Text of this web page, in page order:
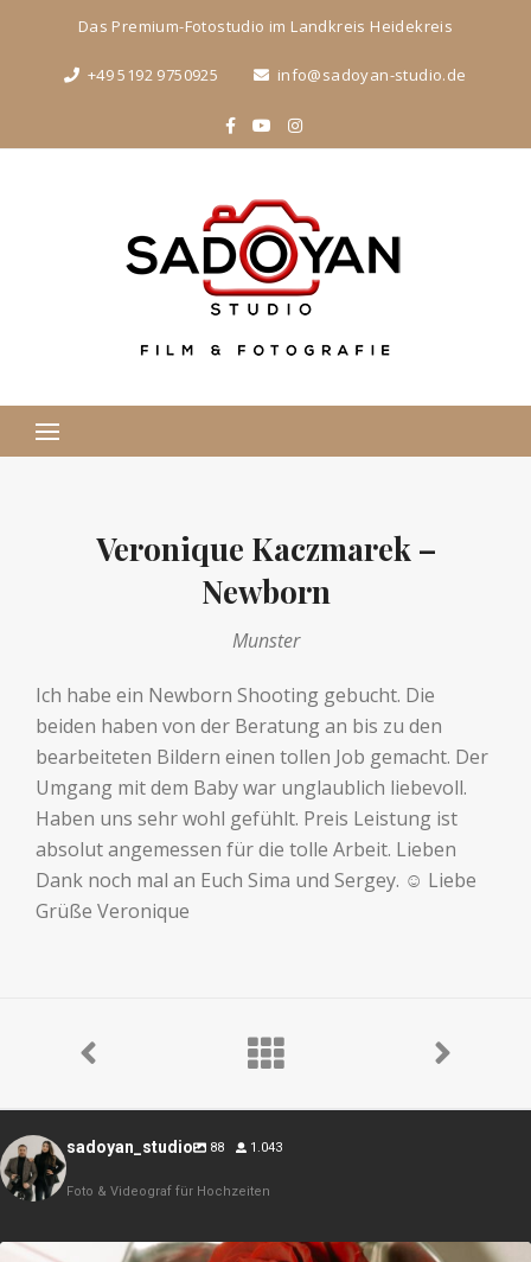
Das Premium-Fotostudio im Landkreis Heidekreis
+49 5192 9750925 info@sadoyan-studio.de
Suchen
Veronique Kaczmarek –
Newborn
Munster
Ich habe ein Newborn Shooting gebucht. Die
beiden haben von der Beratung an bis zu den
bearbeiteten Bildern einen tollen Job gemacht. Der
Umgang mit dem Baby war unglaublich liebevoll.
Haben uns sehr wohl gefühlt. Preis Leistung ist
absolut angemessen für die tolle Arbeit. Lieben
Dank noch mal an Euch Sima und Sergey. ☺️ Liebe
Grüße Veronique
sadoyan_studio 88 1.043
Foto & Videograf für Hochzeiten